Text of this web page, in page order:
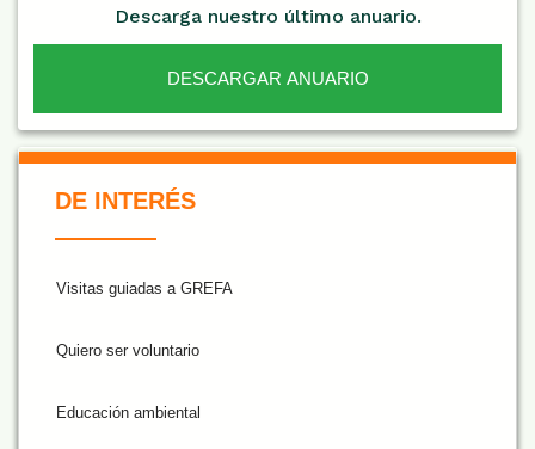
Descarga nuestro último anuario.
DESCARGAR ANUARIO
DE INTERÉS
Visitas guiadas a GREFA
Quiero ser voluntario
Educación ambiental